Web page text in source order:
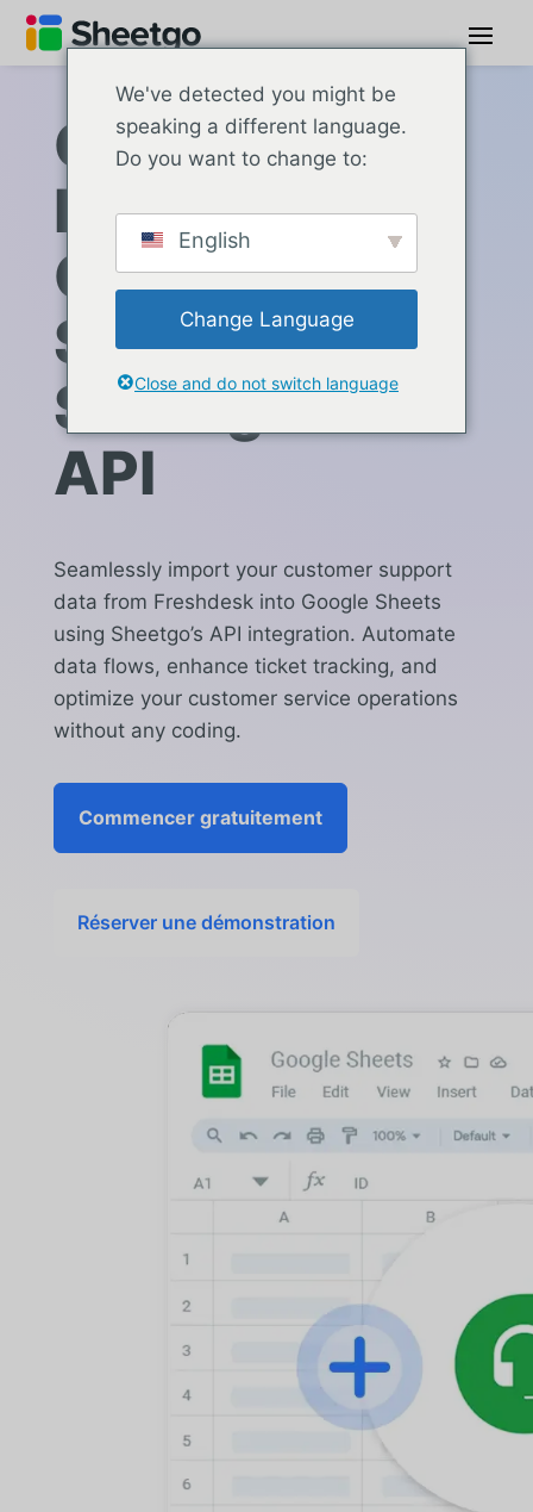
Connect
Freshdesk to
Google
Sheets with
Sheetgo via
API
Seamlessly import your customer support
data from Freshdesk into Google Sheets
using Sheetgo’s API integration. Automate
data flows, enhance ticket tracking, and
optimize your customer service operations
without any coding.
Commencer gratuitement
Réserver une démonstration
We've detected you might be
speaking a different language.
Do you want to change to:
English
Change Language
Close and do not switch language